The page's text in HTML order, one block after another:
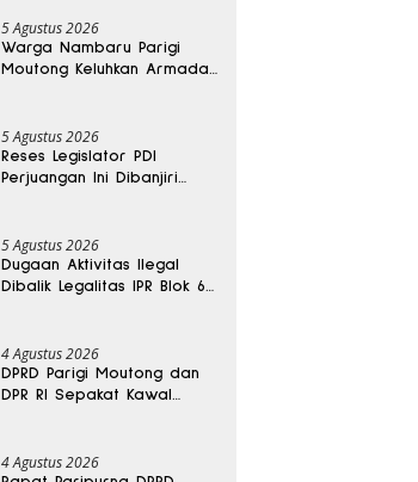
5 Agustus 2026
Warga Nambaru Parigi
Moutong Keluhkan Armada
Reses Legislator PKS
5 Agustus 2026
Reses Legislator PDI
Perjuangan Ini Dibanjiri
5 Agustus 2026
Dugaan Aktivitas Ilegal
Dibalik Legalitas IPR Blok 6
4 Agustus 2026
DPRD Parigi Moutong dan
DPR RI Sepakat Kawal
4 Agustus 2026